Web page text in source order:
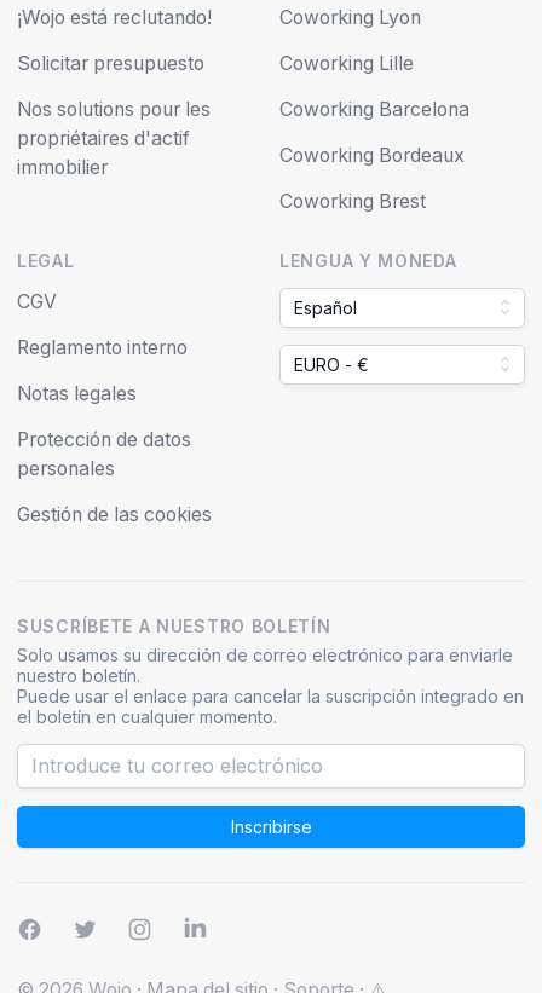
¡Wojo está reclutando!
Solicitar presupuesto
Nos solutions pour les
propriétaires d'actif
immobilier
Coworking Lyon
Coworking Lille
Coworking Barcelona
Coworking Bordeaux
Coworking Brest
LEGAL
CGV
Reglamento interno
Notas legales
Protección de datos
personales
Gestión de las cookies
LENGUA Y MONEDA
Español
EURO - €
SUSCRÍBETE A NUESTRO BOLETÍN
Solo usamos su dirección de correo electrónico para enviarle
nuestro boletín.
Puede usar el enlace para cancelar la suscripción integrado en
el boletín en cualquier momento.
Inscribirse